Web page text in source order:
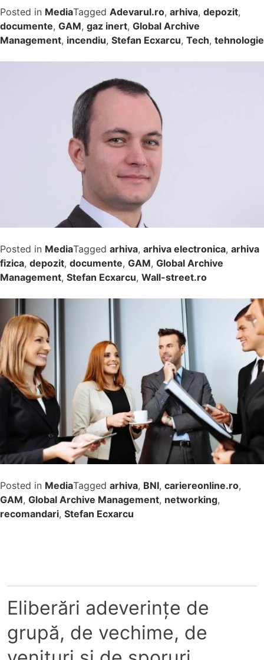
Posted in MediaTagged Adevarul.ro, arhiva, depozit,
documente, GAM, gaz inert, Global Archive
Management, incendiu, Stefan Ecxarcu, Tech, tehnologie
Posted in MediaTagged arhiva, arhiva electronica, arhiva
fizica, depozit, documente, GAM, Global Archive
Management, Stefan Ecxarcu, Wall-street.ro
Posted in MediaTagged arhiva, BNI, cariereonline.ro,
GAM, Global Archive Management, networking,
recomandari, Stefan Ecxarcu
Eliberări adeverințe de
grupă, de vechime, de